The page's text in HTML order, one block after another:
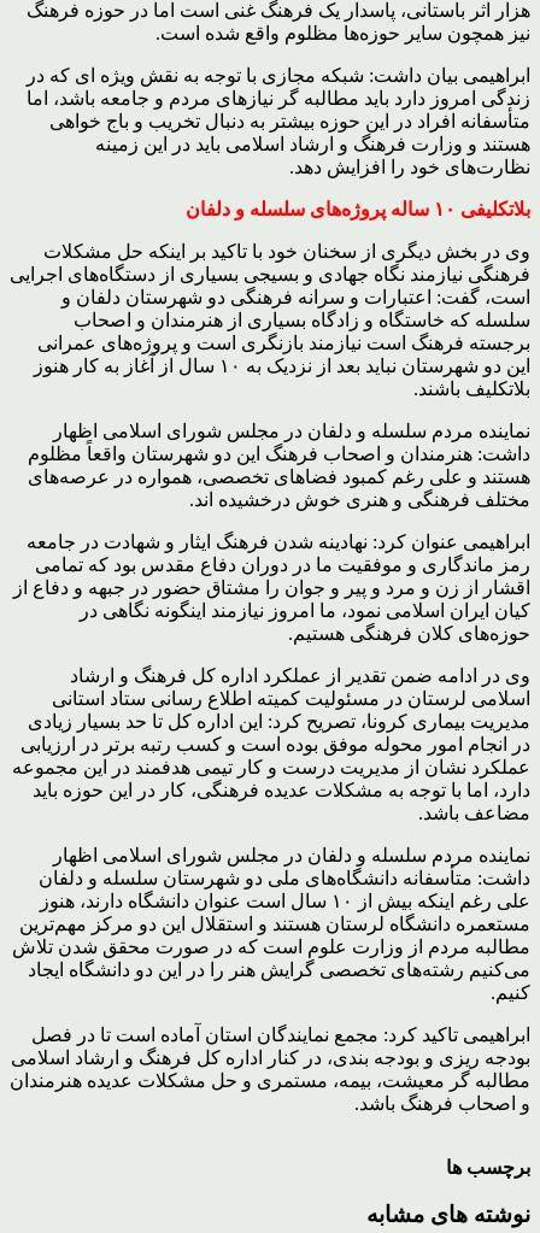
هزار اثر باستانی، پاسدار یک فرهنگ غنی است اما در حوزه فرهنگ
نیز همچون سایر حوزه‌ها مظلوم واقع شده است.
ابراهیمی بیان داشت: شبکه مجازی با توجه به نقش ویژه ای که در
زندگی امروز دارد باید مطالبه گر نیازهای مردم و جامعه باشد، اما
متأسفانه افراد در این حوزه بیشتر به دنبال تخریب و باج خواهی
هستند و وزارت فرهنگ و ارشاد اسلامی باید در این زمینه
نظارت‌های خود را افزایش دهد.
بلاتکلیفی ۱۰ ساله پروژه‌های سلسله و دلفان
وی در بخش دیگری از سخنان خود با تاکید بر اینکه حل مشکلات
فرهنگی نیازمند نگاه جهادی و بسیجی بسیاری از دستگاه‌های اجرایی
است، گفت: اعتبارات و سرانه فرهنگی دو شهرستان دلفان و
سلسله که خاستگاه و زادگاه بسیاری از هنرمندان و اصحاب
برجسته فرهنگ است نیازمند بازنگری است و پروژه‌های عمرانی
این دو شهرستان نباید بعد از نزدیک به ۱۰ سال از آغاز به کار هنوز
بلاتکلیف باشند.
نماینده مردم سلسله و دلفان در مجلس شورای اسلامی اظهار
داشت: هنرمندان و اصحاب فرهنگ این دو شهرستان واقعاً مظلوم
هستند و علی رغم کمبود فضاهای تخصصی، همواره در عرصه‌های
مختلف فرهنگی و هنری خوش درخشیده اند.
ابراهیمی عنوان کرد: نهادینه شدن فرهنگ ایثار و شهادت در جامعه
رمز ماندگاری و موفقیت ما در دوران دفاع مقدس بود که تمامی
اقشار از زن و مرد و پیر و جوان را مشتاق حضور در جبهه و دفاع از
کیان ایران اسلامی نمود، ما امروز نیازمند اینگونه نگاهی در
حوزه‌های کلان فرهنگی هستیم.
وی در ادامه ضمن تقدیر از عملکرد اداره کل فرهنگ و ارشاد
اسلامی لرستان در مسئولیت کمیته اطلاع رسانی ستاد استانی
مدیریت بیماری کرونا، تصریح کرد: این اداره کل تا حد بسیار زیادی
در انجام امور محوله موفق بوده است و کسب رتبه برتر در ارزیابی
عملکرد نشان از مدیریت درست و کار تیمی هدفمند در این مجموعه
دارد، اما با توجه به مشکلات عدیده فرهنگی، کار در این حوزه باید
مضاعف باشد.
نماینده مردم سلسله و دلفان در مجلس شورای اسلامی اظهار
داشت: متأسفانه دانشگاه‌های ملی دو شهرستان سلسله و دلفان
علی رغم اینکه بیش از ۱۰ سال است عنوان دانشگاه دارند، هنوز
مستعمره دانشگاه لرستان هستند و استقلال این دو مرکز مهم‌ترین
مطالبه مردم از وزارت علوم است که در صورت محقق شدن تلاش
می‌کنیم رشته‌های تخصصی گرایش هنر را در این دو دانشگاه ایجاد
کنیم.
ابراهیمی تاکید کرد: مجمع نمایندگان استان آماده است تا در فصل
بودجه ریزی و بودجه بندی، در کنار اداره کل فرهنگ و ارشاد اسلامی
مطالبه گر معیشت، بیمه، مستمری و حل مشکلات عدیده هنرمندان
و اصحاب فرهنگ باشد.
برچسب ها
نوشته های مشابه